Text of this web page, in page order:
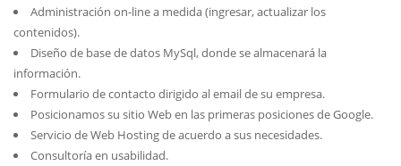
Administración on-line a medida (ingresar, actualizar los
contenidos).
Diseño de base de datos MySql, donde se almacenará la
información.
Formulario de contacto dirigido al email de su empresa.
Posicionamos su sitio Web en las primeras posiciones de Google.
Servicio de Web Hosting de acuerdo a sus necesidades.
Consultoría en usabilidad.